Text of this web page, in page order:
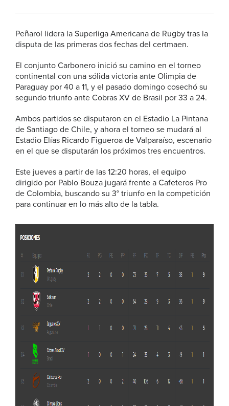
Peñarol lidera la Superliga Americana de Rugby tras la
disputa de las primeras dos fechas del certmaen.
El conjunto Carbonero inició su camino en el torneo
continental con una sólida victoria ante Olimpia de
Paraguay por 40 a 11, y el pasado domingo cosechó su
segundo triunfo ante Cobras XV de Brasil por 33 a 24.
Ambos partidos se disputaron en el Estadio La Pintana
de Santiago de Chile, y ahora el torneo se mudará al
Estadio Elías Ricardo Figueroa de Valparaíso, escenario
en el que se disputarán los próximos tres encuentros.
Este jueves a partir de las 12:20 horas, el equipo
dirigido por Pablo Bouza jugará frente a Cafeteros Pro
de Colombia, buscando su 3° triunfo en la competición
para continuar en lo más alto de la tabla.